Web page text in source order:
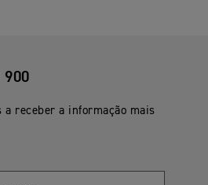
900
receber a informação mais